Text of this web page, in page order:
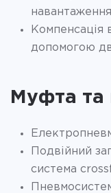
Компенсація
допомогою
Муфта та
Подвійний
система